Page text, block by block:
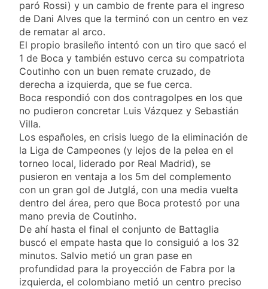
paró Rossi) y un cambio de frente para el ingreso
de Dani Alves que la terminó con un centro en vez
de rematar al arco.
El propio brasileño intentó con un tiro que sacó el
1 de Boca y también estuvo cerca su compatriota
Coutinho con un buen remate cruzado, de
derecha a izquierda, que se fue cerca.
Boca respondió con dos contragolpes en los que
no pudieron concretar Luis Vázquez y Sebastián
Villa.
Los españoles, en crisis luego de la eliminación de
la Liga de Campeones (y lejos de la pelea en el
torneo local, liderado por Real Madrid), se
pusieron en ventaja a los 5m del complemento
con un gran gol de Jutglá, con una media vuelta
dentro del área, pero que Boca protestó por una
mano previa de Coutinho.
De ahí hasta el final el conjunto de Battaglia
buscó el empate hasta que lo consiguió a los 32
minutos. Salvio metió un gran pase en
profundidad para la proyección de Fabra por la
izquierda, el colombiano metió un centro preciso